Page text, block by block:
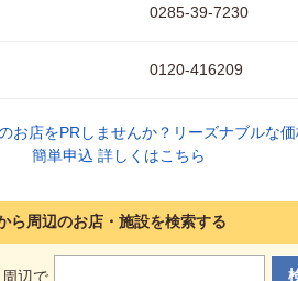
0285-39-7230
0120-416209
ら周辺のお店・施設を検索する
周辺で